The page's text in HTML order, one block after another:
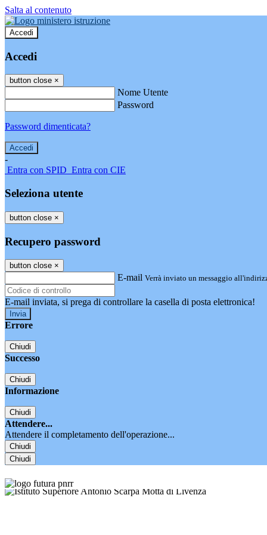
Salta al contenuto
Accedi
Accedi
button close ×
Nome Utente
Password
Password dimenticata?
-
Entra con SPID Entra con CIE
Seleziona utente
button close ×
Recupero password
button close ×
E-mail Verrà inviato un messaggio
E-mail inviata, si prega di controllare la casella di posta elettronica!
Errore
Chiudi
Successo
Chiudi
Informazione
Chiudi
Attendere...
Attendere il completamento dell'operazione...
Chiudi
Chiudi